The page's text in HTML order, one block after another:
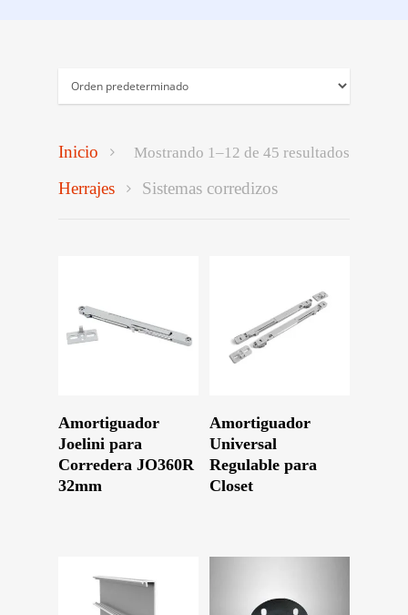
Mostrando 1–12 de 45 resultados
Inicio
Herrajes
Sistemas corredizos
Leer Más
Amortiguador
Joelini para
Corredera JO360R
32mm
Leer Más
Amortiguador
Universal
Regulable para
Closet